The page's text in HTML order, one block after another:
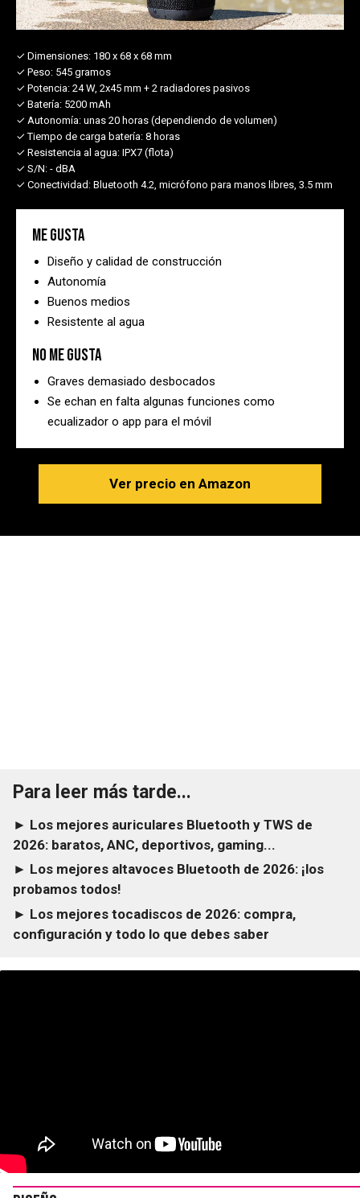
✓ Dimensiones: 180 x 68 x 68 mm
✓ Peso: 545 gramos
✓ Potencia: 24 W, 2x45 mm + 2 radiadores pasivos
✓ Batería: 5200 mAh
✓ Autonomía: unas 20 horas (dependiendo de volumen)
✓ Tiempo de carga batería: 8 horas
✓ Resistencia al agua: IPX7 (flota)
✓ S/N: - dBA
✓ Conectividad: Bluetooth 4.2, micrófono para manos libres, 3.5 mm
Me gusta
Diseño y calidad de construcción
Autonomía
Buenos medios
Resistente al agua
No me gusta
Graves demasiado desbocados
Se echan en falta algunas funciones como
ecualizador o app para el móvil
Ver precio en Amazon
Para leer más tarde...
► Los mejores auriculares Bluetooth y TWS de
2026: baratos, ANC, deportivos, gaming...
► Los mejores altavoces Bluetooth de 2026: ¡los
probamos todos!
► Los mejores tocadiscos de 2026: compra,
configuración y todo lo que debes saber